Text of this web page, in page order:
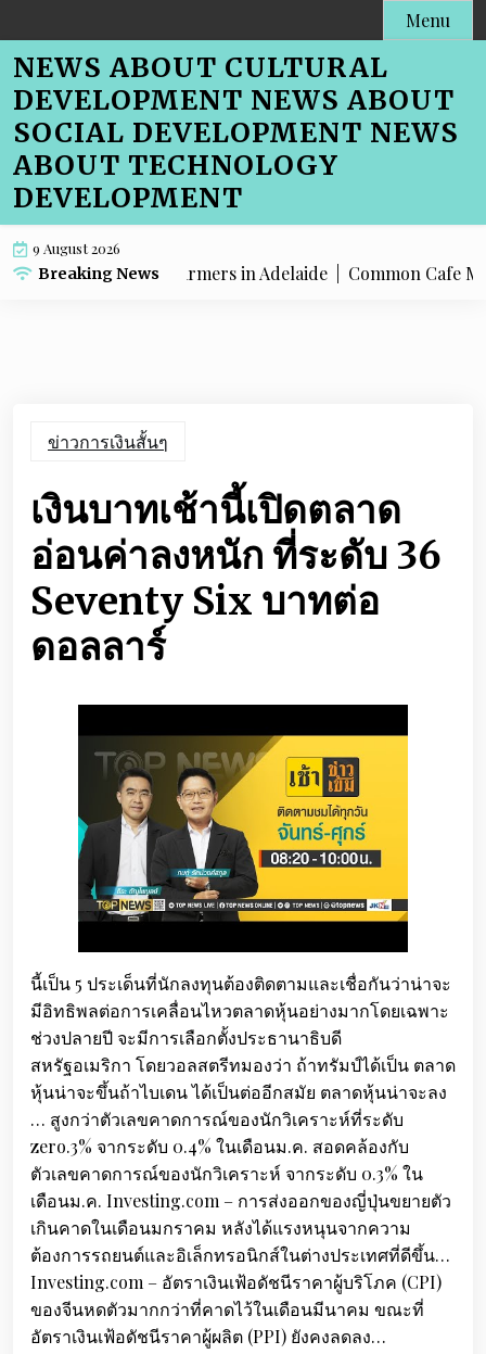
to
content
Menu
NEWS ABOUT CULTURAL
DEVELOPMENT NEWS ABOUT
SOCIAL DEVELOPMENT NEWS
ABOUT TECHNOLOGY
DEVELOPMENT
9 August 2026
Breaking News
Menu SEO for Farmers in Adelaide |Common Cafe Menu
ข่าวการเงินสั้นๆ
เงินบาทเช้านี้เปิดตลาด
อ่อนค่าลงหนัก ที่ระดับ 36
Seventy Six บาทต่อ
ดอลลาร์
นี้เป็น 5 ประเด็นที่นักลงทุนต้องติดตามและเชื่อกันว่าน่าจะ
มีอิทธิพลต่อการเคลื่อนไหวตลาดหุ้นอย่างมากโดยเฉพาะ
ช่วงปลายปี จะมีการเลือกตั้งประธานาธิบดี
สหรัฐอเมริกา โดยวอลสตรีทมองว่า ถ้าทรัมป์ได้เป็น ตลาด
หุ้นน่าจะขึ้นถ้าไบเดน ได้เป็นต่ออีกสมัย ตลาดหุ้นน่าจะลง
… สูงกว่าตัวเลขคาดการณ์ของนักวิเคราะห์ที่ระดับ
zero.3% จากระดับ 0.4% ในเดือนม.ค. สอดคล้องกับ
ตัวเลขคาดการณ์ของนักวิเคราะห์ จากระดับ 0.3% ใน
เดือนม.ค. Investing.com – การส่งออกของญี่ปุ่นขยายตัว
เกินคาดในเดือนมกราคม หลังได้แรงหนุนจากความ
ต้องการรถยนต์และอิเล็กทรอนิกส์ในต่างประเทศที่ดีขึ้น…
Investing.com – อัตราเงินเฟ้อดัชนีราคาผู้บริโภค (CPI)
ของจีนหดตัวมากกว่าที่คาดไว้ในเดือนมีนาคม ขณะที่
อัตราเงินเฟ้อดัชนีราคาผู้ผลิต (PPI) ยังคงลดลง…